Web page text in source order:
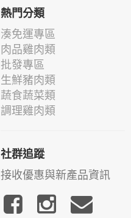
熱門分類
湊免運專區
肉品雞肉類
批發專區
生鮮豬肉類
蔬食蔬菜類
調理雞肉類
社群追蹤
接收優惠與新產品資訊